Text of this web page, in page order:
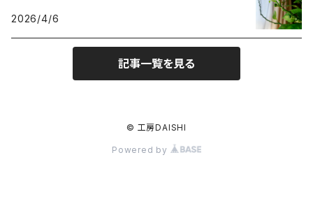
2026/4/6
記事一覧を見る
© 工房DAISHI
Powered by